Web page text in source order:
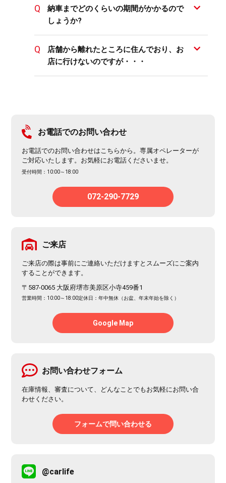
納車までどのくらいの期間がかかるので
しょうか?
店舗から離れたところに住んでおり、お
店に行けないのですが・・・
お電話でのお問い合わせ
お電話でのお問い合わせはこちらから。専属オペレーターが
ご対応いたします。お気軽にお電話くださいませ。
受付時間：10:00～18:00
072-290-7729
ご来店
ご来店の際は事前にご連絡いただけますとスムーズにご案内
することができます。
〒587-0065 大阪府堺市美原区小寺459番1
営業時間：10:00～18:00定休日：年中無休（お盆、年末年始を除く）
Google Map
お問い合わせフォーム
在庫情報、審査について、どんなことでもお気軽にお問い合
わせください。
フォームで問い合わせる
@carlife